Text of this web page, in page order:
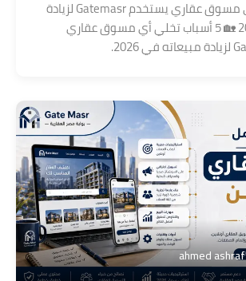
5 أسباب تخلي أي مسوق عقاري يستخدم Gatemasr لزيادة
مبيعاته في 2026 🏡 5 أسباب تخلي أي مسوق عقاري
ahmed ashraf